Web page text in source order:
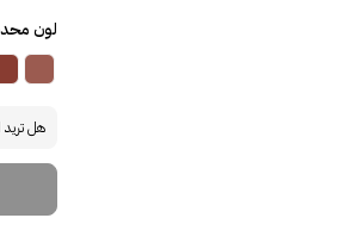
لون
هل تريد